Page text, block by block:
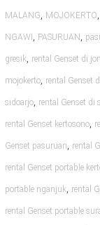
MALANG, MOJOKERTO,
NGAWI , PASURUAN ,
gresik, rental Genset di
mojokerto, rental Genset
sidoarjo, rental Genset di
rental Genset kertosono,
Genset pasuruan, rental
rental Genset portable
portable nganjuk, rental
rental Genset portable